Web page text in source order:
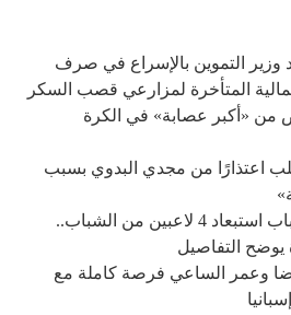
وزير التموين بالإسراع في صرف
المتأخرة لمزارعي قصب السكر
من «أكبر عصابة» في الكرة
اعتذارًا من مجدي البدوي بسبب
الزمالك يكشف أسباب استبعاد 4 لاعبين من الشباب..
التفاصيل
وعمر الساعي فرصة كاملة مع